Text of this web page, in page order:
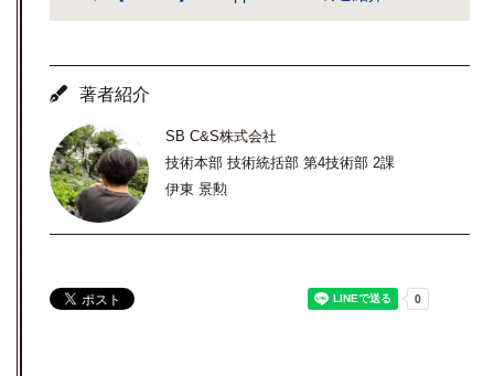
著者紹介
SB C&S株式会社
技術本部 技術統括部 第4技術部 2課
伊東 景勲